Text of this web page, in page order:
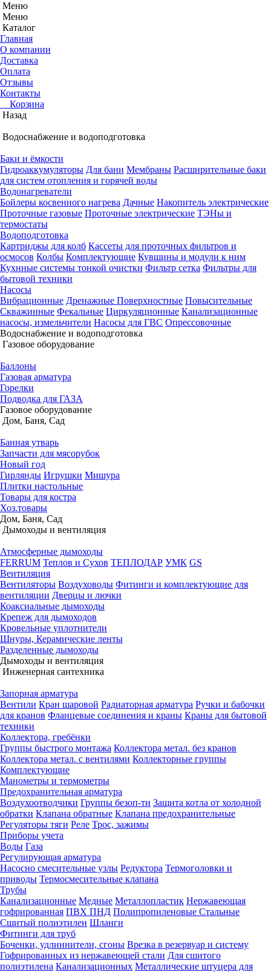
Меню
Меню
Каталог
Главная
О компании
Доставка
Оплата
Отзывы
Контакты
Корзина
Назад
Водоснабжение и водоподготовка
Баки и ёмкости
Гидроаккумуляторы Для бани Мембраны Расширительные баки
для систем отопления и горячей воды
Водонагреватели
Бойлеры косвенного нагрева Дачные Накопитель электрические
Проточные газовые Проточные электрические ТЭНы и
термостаты
Водоподготовка
Картриджы для колб Кассеты для проточных фильтров и
осмосов Колбы Комплектующие Кувшины и модули к ним
Кухнные системы тонкой очистки Фильтр сетка Фильтры для
бытовой техники
Насосы
Вибрационные Дренажные Поверхностные Повысительные
Скважинные Фекальные Циркуляционные Канализационные
насосы, измельчители Насосы для ГВС Опрессовочные
Водоснабжение и водоподготовка
Газовое оборудование
Баллоны
Газовая арматура
Горелки
Подводка для ГАЗА
Газовое оборудование
Дом, Баня, Сад
Банная утварь
Запчасти для мясорубок
Новый год
Гирлянды Игрушки Мишура
Плитки настольные
Товары для костра
Хоз.товары
Дом, Баня, Сад
Дымоходы и вентиляция
Атмосферные дымоходы
FERRUM Теплов и Сухов ТЕПЛОДАР УМК GS
Вентиляция
Вентиляторы Воздуховоды Фитинги и комплектующие для
вентиляции Дверцы и лючки
Коаксиальные дымоходы
Крепеж для дымоходов
Кровельные уплотнители
Шнуры, Керамические ленты
Разделенные дымоходы
Дымоходы и вентиляция
Инженерная сантехника
Запорная арматура
Вентили Кран шаровой Радиаторная арматура Ручки и бабочки
для кранов Фланцевые соединения и краны Краны для бытовой
техники
Коллектора, гребёнки
Группы быстрого монтажа Коллектора метал. без кранов
Коллектора метал. с вентилями Коллекторные группы
Комплектующие
Манометры и термометры
Предохранительная арматура
Воздухоотводчики Группы безоп-ти Защита котла от холодной
обратки Клапана обратные Клапана предохранительные
Регуляторы тяги Реле Трос, зажимы
Приборы учета
Воды Газа
Регулирующая арматура
Насосно смесительные узлы Редуктора Термоголовки и
приводы Термосмесительные клапана
Трубы
Канализационные Медные Металлопластик Нержавеющая
гофрированная ПВХ ПНД Полипропиленовые Стальные
Сшитый полиэтилен Шланги
Фитинги для труб
Боченки, удлиннители, сгоны Врезка в резервуар и систему
Гофрированных из нержавеющей стали Для сшитого
полиэтилена Канализационных Металлические штуцера для